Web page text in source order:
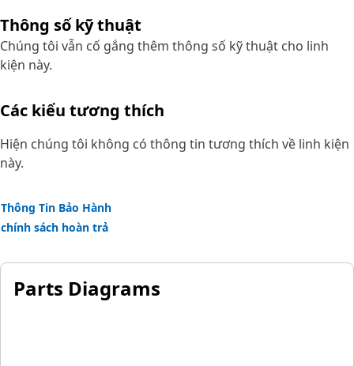
Thông số kỹ thuật
Chúng tôi vẫn cố gắng thêm thông số kỹ thuật cho linh
kiện này.
Các kiểu tương thích
Hiện chúng tôi không có thông tin tương thích về linh kiện
này.
Thông Tin Bảo Hành
chính sách hoàn trả
Parts Diagrams